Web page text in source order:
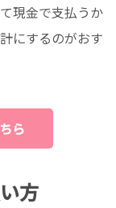
現金で支払うか
にするのがおす
ら
方